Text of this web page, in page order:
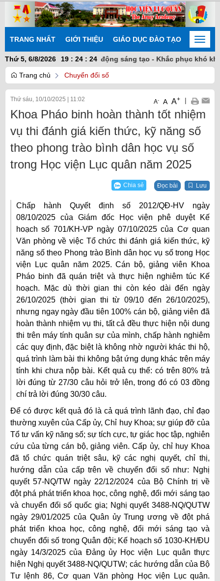
TRANG NHẤT GIỚI THIỆU GIÁO DỤC ĐÀO TẠO
Toggle
Thứ 5, 6/8/2026
19 : 24 : 25
kết nhất trí - Chủ động sáng tạo - Khắc phục khó khăn -
Trang chủ Chuyển đổi số
Thứ sáu, 10/10/2025 11:02 A- A A+ |
Khoa Pháo binh hoàn thành tốt nhiệm
vụ thi đánh giá kiến thức, kỹ năng số
theo phong trào bình dân học vụ số
trong Học viện Lục quân năm 2025
Chia sẻ Đọc bài Lưu
Chấp hành Quyết định số 2012/QĐ-HV ngày
08/10/2025 của Giám đốc Học viện phê duyệt Kế
hoạch số 701/KH-VP ngày 07/10/2025 của Cơ quan
Văn phòng về việc Tổ chức thi đánh giá kiến thức, kỹ
năng số theo Phong trào Bình dân học vụ số trong Học
viện Lục quân năm 2025. Cán bộ, giảng viên Khoa
Pháo binh đã quán triệt và thực hiện nghiêm túc Kế
hoạch. Mặc dù thời gian thi còn kéo dài đến ngày
26/10/2025 (thời gian thi từ 09/10 đến 26/10/2025),
nhưng ngay ngày đầu tiên 100% cán bộ, giảng viên đã
hoàn thành nhiệm vụ thi, tất cả đều thực hiện nội dung
thi trên máy tính quân sự của mình, chấp hành nghiêm
các quy định, đặc biệt là không nhờ người khác thi hộ,
quá trình làm bài thi không bật ứng dụng khác trên máy
tính khi chưa nộp bài. Kết quả cụ thể: có trên 80% trả
lời đúng từ 27/30 câu hỏi trở lên, trong đó có 03 đồng
chí trả lời đúng 30/30 câu.
Để có được kết quả đó là cả quá trình lãnh đạo, chỉ đạo
thường xuyên của Cấp ủy, Chỉ huy Khoa; sự giúp đỡ của
Tổ tư vấn kỹ năng số; sự tích cực, tự giác học tập, nghiên
cứu của từng cán bộ, giảng viên. Cấp ủy, chỉ huy Khoa
đã tổ chức quán triệt sâu, kỹ các nghị quyết, chỉ thị,
hướng dẫn của cấp trên về chuyển đổi số như: Nghị
quyết 57-NQ/TW ngày 22/12/2024 của Bộ Chính trị về
đột phá phát triển khoa học, công nghệ, đổi mới sáng tạo
và chuyển đổi số quốc gia; Nghị quyết 3488-NQ/QUTW
ngày 29/01/2025 của Quân ủy Trung ương về đột phá
phát triển khoa học, công nghệ, đổi mới sáng tạo và
chuyển đổi số trong Quân đội; Kế hoạch số 1030-KH/ĐU
ngày 14/3/2025 của Đảng ủy Học viện Lục quân thực
hiện Nghị quyết 3488-NQ/QUTW; các hướng dẫn của Bộ
Tư lệnh 86, Cơ quan Văn phòng Học viện Lục quân.